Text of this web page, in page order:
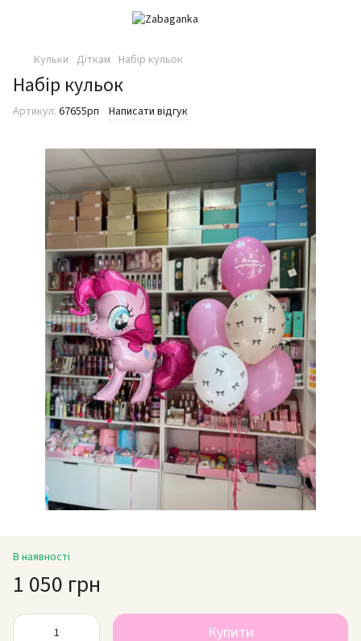
Кульки Діткам Набір кульок
Набір кульок
Артикул: 67655рп Написати відгук
В наявності
1 050 грн
Купити